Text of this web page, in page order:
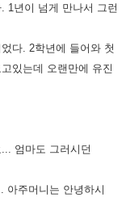
1년이 넘게 만나서 그런
다. 2학년에 들어와 첫
있는데 오랜만에 유진
엄마도 그러시던
아주머니는 안녕하시